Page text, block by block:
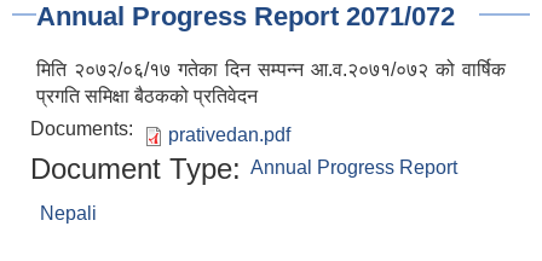
Annual Progress Report 2071/072
मिति २०७२/०६/१७ गतेका दिन सम्पन्न आ.व.२०७१/०७२ को वार्षिक
प्रगति समिक्षा बैठकको प्रतिवेदन
Documents:
prativedan.pdf
Document Type: Annual Progress Report
Nepali